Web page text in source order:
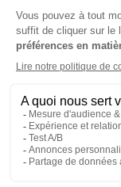
Tarif France
Renouvellement
valables sur
Présentation